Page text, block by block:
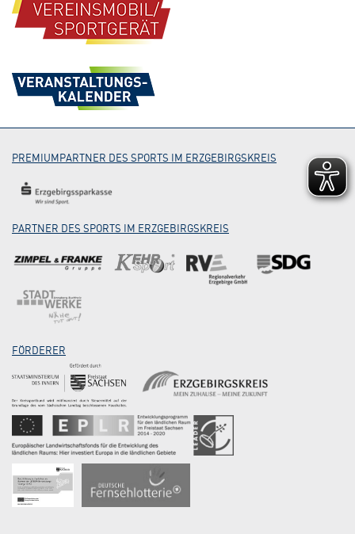
PREMIUMPARTNER DES SPORTS IM ERZGEBIRGSKREIS
PARTNER DES SPORTS IM ERZGEBIRGSKREIS
FÖRDERER